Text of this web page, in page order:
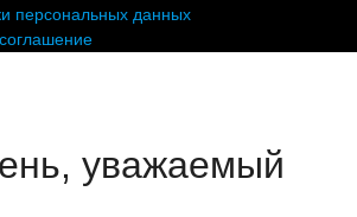
персональных данных
уважаемый